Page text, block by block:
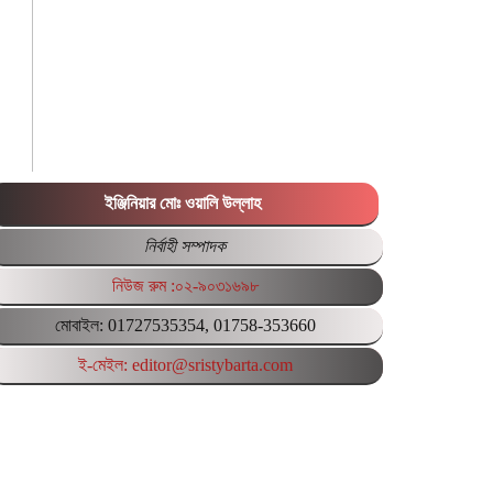
ইঞ্জিনিয়ার মোঃ ওয়ালি উল্লাহ
নির্বাহী সম্পাদক
নিউজ রুম :০২-৯০৩১৬৯৮
মোবাইল: 01727535354, 01758-353660
ই-মেইল: editor@sristybarta.com